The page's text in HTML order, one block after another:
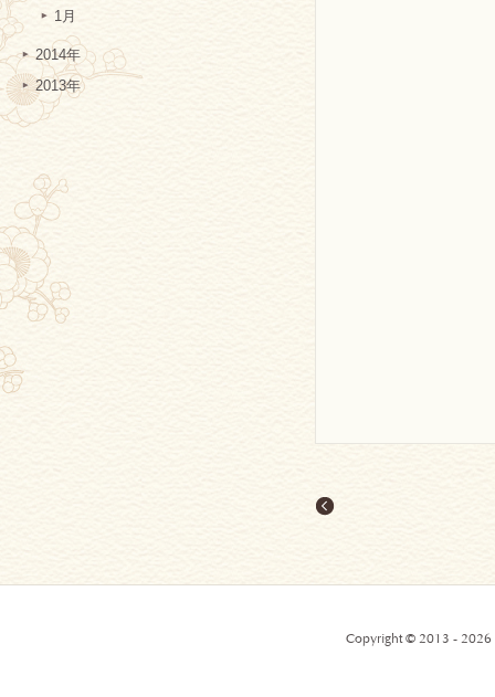
1月
2014年
2013年
Copyright © 2013 - 2026